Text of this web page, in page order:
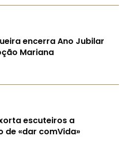
encerra Ano Jubilar
Mariana
escuteiros a
de «dar comVida»